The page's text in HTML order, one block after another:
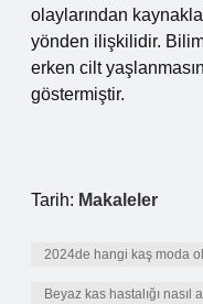
olaylarından
yönden ilişkilidir.
erken cilt
göstermiştir.
Tarih: Makaleler
2024de hangi kaş moda
Beyaz kas hastalığı nasıl